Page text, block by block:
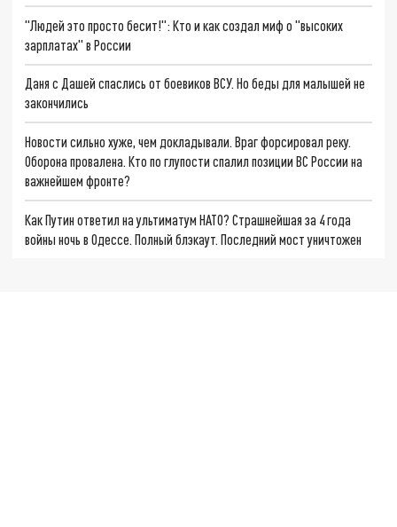
"Людей это просто бесит!": Кто и как создал миф о "высоких
зарплатах" в России
Даня с Дашей спаслись от боевиков ВСУ. Но беды для малышей не
закончились
Новости сильно хуже, чем докладывали. Враг форсировал реку.
Оборона провалена. Кто по глупости спалил позиции ВС России на
важнейшем фронте?
Как Путин ответил на ультиматум НАТО? Страшнейшая за 4 года
войны ночь в Одессе. Полный блэкаут. Последний мост уничтожен